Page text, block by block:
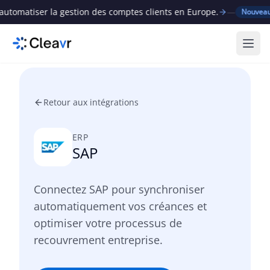
la gestion des comptes clients en Europe. — Nouveau
Retour aux intégrations
ERP
SAP
Connectez SAP pour synchroniser
automatiquement vos créances et
optimiser votre processus de
recouvrement entreprise.